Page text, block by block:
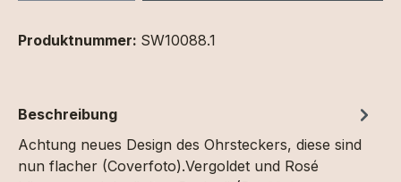
Produktnummer: SW10088.1
Beschreibung
Achtung neues Design des Ohrsteckers, diese sind
nun flacher (Coverfoto).Vergoldet und Rosé